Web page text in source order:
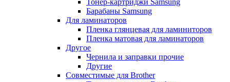
Тонер-картриджи Samsung
Барабаны Samsung
Для ламинаторов
Пленка глянцевая для ламиниторов
Пленка матовая для ламинаторов
Другое
Чернила и заправки прочие
Другие
Совместимые для Brother